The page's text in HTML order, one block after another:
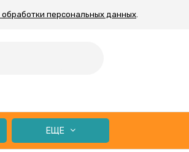
обработки персональных данных.
ЕЩЕ